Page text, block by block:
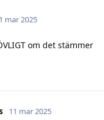
mar 2025
om det stämmer
11 mar 2025